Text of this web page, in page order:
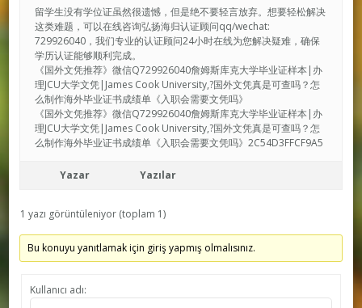
留学生没有学位证虽然很遗憾，但是绝不要轻言放弃。想要轻松解决
这类难题，可以在线咨询弘扬海归认证顾问qq/wechat:
729926040，我们专业的认证顾问24小时在线为您解决疑难，确保
学历认证能够顺利完成。
《国外文凭推荐》微信Q729926040詹姆斯库克大学毕业证样本|办
理JCU大学文凭|James Cook University,?国外文凭真是可查吗？怎
么制作海外毕业证书成绩单《入职会需要文凭吗》
《国外文凭推荐》微信Q729926040詹姆斯库克大学毕业证样本|办
理JCU大学文凭|James Cook University,?国外文凭真是可查吗？怎
么制作海外毕业证书成绩单《入职会需要文凭吗》2C54D3FFCF9A5
Yazar Yazılar
1 yazı görüntüleniyor (toplam 1)
Bu konuyu yanıtlamak için giriş yapmış olmalısınız.
Kullanıcı adı: